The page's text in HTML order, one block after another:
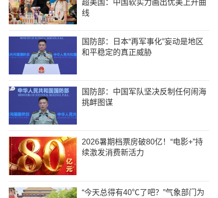
超美国：中国软实力画出优美上升曲
线
国防部：日本“再军事化”妄动是地区
和平稳定的真正威胁
国防部：中国军队坚决反制任何闹海
挑衅图谋
2026暑期档票房破80亿！“电影+”持
续激发消费新活力
“今天总得有40℃了吧？”气象部门为